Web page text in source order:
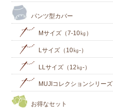
パンツ型カバー
Mサイズ（7-10㎏）
Lサイズ（10㎏-）
LLサイズ（12㎏-）
MUJIコレクションシリーズ
お得なセット